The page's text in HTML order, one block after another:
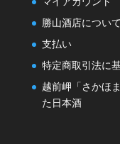
勝山酒店について
支払い
特定商取引法に
越前岬「さかほ
た日本酒